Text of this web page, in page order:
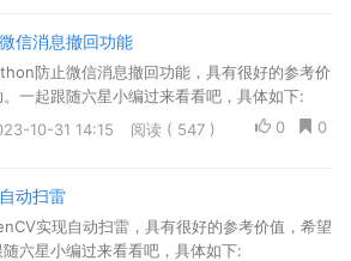
信消息撤回功能
防止微信消息撤回功能，具有很好的参考价
一起跟随六星小编过来看看吧，具体如下:
0
0
10-31 14:15 阅读 ( 547 )
动扫雷
实现自动扫雷，具有很好的参考价值，希望
六星小编过来看看吧，具体如下: